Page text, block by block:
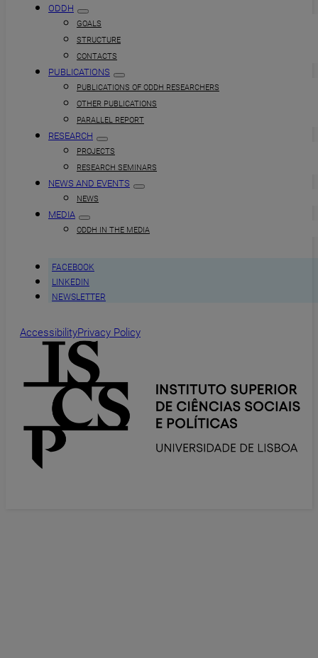
ODDH
GOALS
STRUCTURE
CONTACTS
PUBLICATIONS
PUBLICATIONS OF ODDH RESEARCHERS
OTHER PUBLICATIONS
PARALLEL REPORT
RESEARCH
PROJECTS
RESEARCH SEMINARS
NEWS AND EVENTS
NEWS
MEDIA
ODDH IN THE MEDIA
FACEBOOK
LINKEDIN
NEWSLETTER
AccessibilityPrivacy Policy